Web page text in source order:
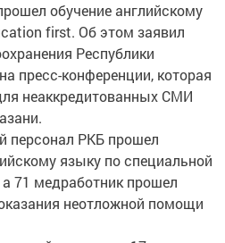
обучение английскому
first. Об этом заявил
Республики
пресс-конференции, которая
неаккредитованных СМИ
персонал РКБ прошел
языку по специальной
71 медработник прошел
неотложной помощи